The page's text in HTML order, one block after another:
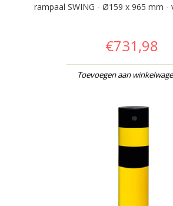
rampaal SWING - Ø159 x 965 mm -
€731,98
Toevoegen aan